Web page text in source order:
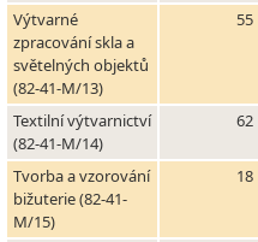
Výtvarné
zpracování skla a
světelných objektů
(82-41-M/13)
55
Textilní výtvarnictví
(82-41-M/14)
62
Tvorba a vzorování
bižuterie (82-41-
M/15)
18